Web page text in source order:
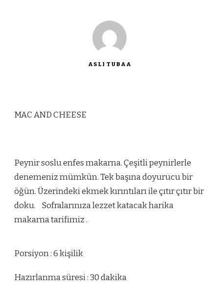
ASLI TUBAA
MAC AND CHEESE
Peynir soslu enfes makarna. Çeşitli peynirlerle
denemeniz mümkün. Tek başına doyurucu bir
öğün. Üzerindeki ekmek kırıntıları ile çıtır çıtır bir
doku. Sofralarınıza lezzet katacak harika
makarna tarifimiz .
Porsiyon : 6 kişilik
Hazırlanma süresi : 30 dakika